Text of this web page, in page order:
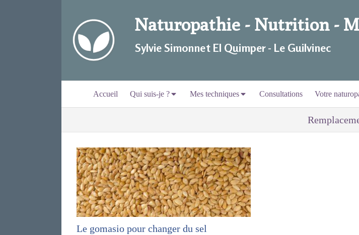
Naturopathie - Nutrition -
Sylvie Simonnet EI Quimper - Le Guilvinec
Accueil Qui suis-je ? Mes techniques Consultations Votre
Le gomasio pour changer du sel